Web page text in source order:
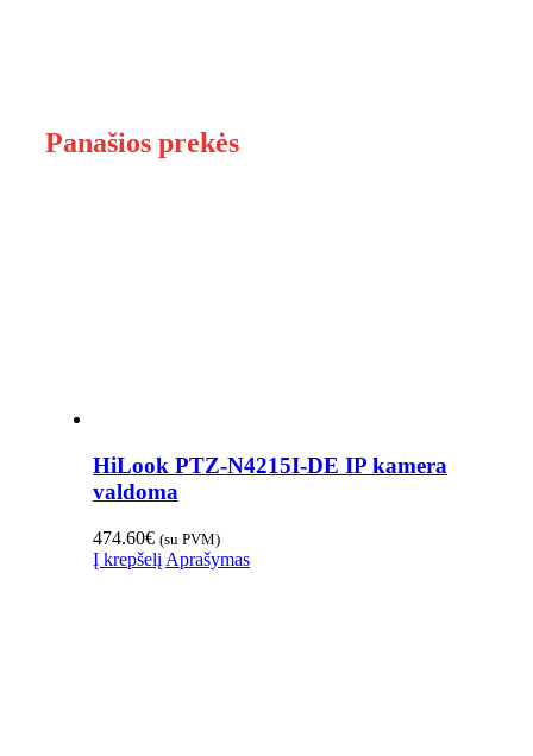
Panašios prekės
HiLook PTZ-N4215I-DE IP kamera
valdoma
474.60€ (su PVM)
Į krepšelį Aprašymas